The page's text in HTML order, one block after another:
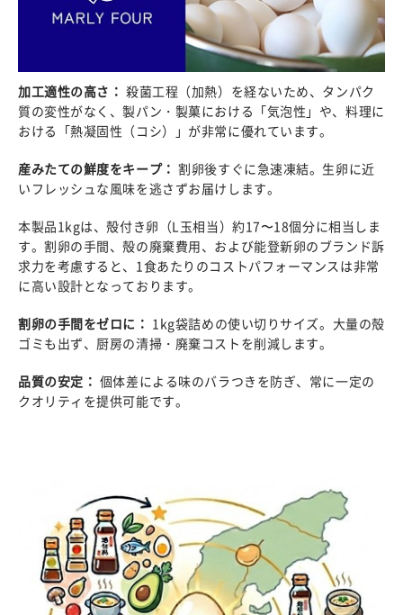
加工適性の高さ：殺菌工程（加熱）を経ないため、タンパク
質の変性がなく、製パン・製菓における「気泡性」や、料理に
おける「熱凝固性（コシ）」が非常に優れています。
産みたての鮮度をキープ：割卵後すぐに急速凍結。生卵に近
いフレッシュな風味を逃さずお届けします。
本製品1kgは、殻付き卵（L玉相当）約17〜18個分に相当しま
す。割卵の手間、殻の廃棄費用、および能登新卵のブランド訴
求力を考慮すると、1食あたりのコストパフォーマンスは非常
に高い設計となっております。
割卵の手間をゼロに： 1kg袋詰めの使い切りサイズ。大量の殻
ゴミも出ず、厨房の清掃・廃棄コストを削減します。
品質の安定： 個体差による味のバラつきを防ぎ、常に一定の
クオリティを提供可能です。